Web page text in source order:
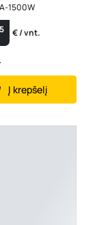
1500W
€ / vnt.
Į krepšelį